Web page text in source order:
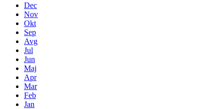
Dec
Nov
Okt
Sep
Avg
Jul
Jun
Maj
Apr
Mar
Feb
Jan